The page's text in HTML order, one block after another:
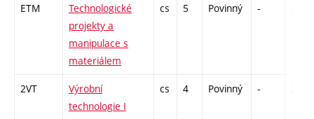
ETM
Technologické
projekty a
manipulace s
materiálem
cs 5 Povinný -
2VT
Výrobní
technologie I
cs 4 Povinný -